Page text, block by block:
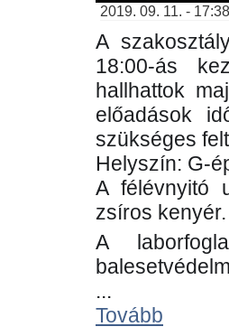
2019. 09. 11. -
A
18:00-ás
hallhattok
előadások
szükséges
Helyszín: G-
A félévnyitó
zsíros kenyér.
A
...
Tovább